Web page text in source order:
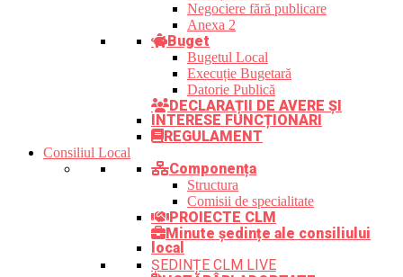
Negociere fără publicare
Anexa 2
Buget
Bugetul Local
Execuție Bugetară
Datorie Publică
DECLARAȚII DE AVERE ȘI
INTERESE FUNCȚIONARI
REGULAMENT
Consiliul Local
Componența
Structura
Comisii de specialitate
PROIECTE CLM
Minute ședințe ale consiliului
local
ȘEDINȚE CLM LIVE